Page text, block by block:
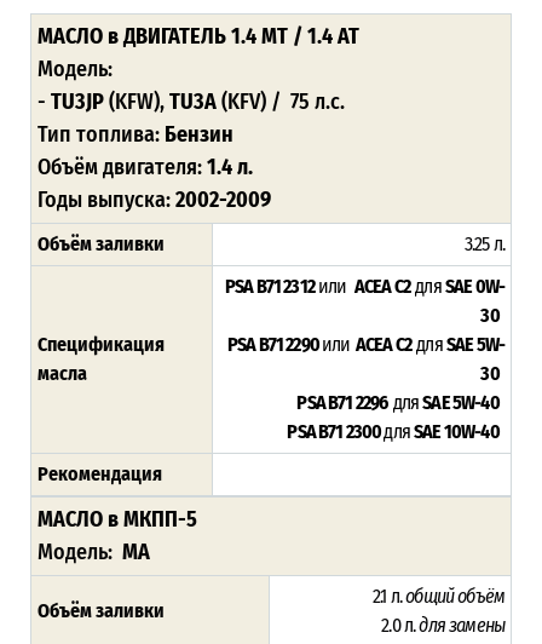
МАСЛО в ДВИГАТЕЛЬ 1.4 MT / 1.4 AT
Модель:
- TU3JP(KFW),TU3A(KFV) / 75 л.с.
Тип топлива: Бензин
Объём двигателя:1.4 л.
Годы выпуска:2002-2009
Объём заливки 3.25 л.
Спецификация
масла
PSA B71 2312или ACEA C2дляSAE 0W-
30
PSA B71 2290или ACEA C2дляSAE 5W-
30
PSA B71 2296 дляSAE 5W-40
PSA B71 2300дляSAE 10W-40
Рекомендация
МАСЛО в МКПП-5
Модель: MA
Объём заливки
2.1 л.общий объём
2.0 л.для замены